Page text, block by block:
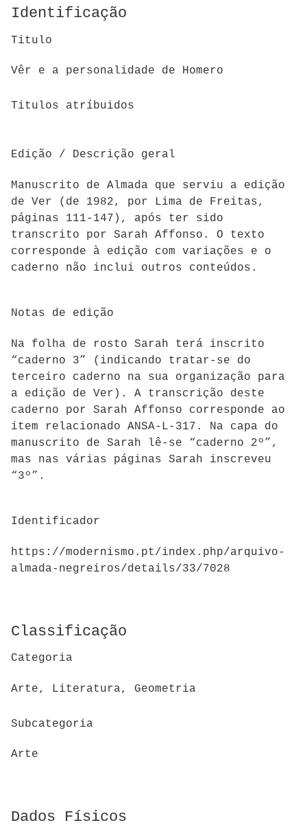
Identificação
Titulo
Vêr e a personalidade de Homero
Titulos atríbuidos
Edição / Descrição geral
Manuscrito de Almada que serviu a edição
de Ver (de 1982, por Lima de Freitas,
páginas 111-147), após ter sido
transcrito por Sarah Affonso. O texto
corresponde à edição com variações e o
caderno não inclui outros conteúdos.
Notas de edição
Na folha de rosto Sarah terá inscrito
“caderno 3” (indicando tratar-se do
terceiro caderno na sua organização para
a edição de Ver). A transcrição deste
caderno por Sarah Affonso corresponde ao
item relacionado ANSA-L-317. Na capa do
manuscrito de Sarah lê-se “caderno 2º”,
mas nas várias páginas Sarah inscreveu
“3º”.
Identificador
https://modernismo.pt/index.php/arquivo-
almada-negreiros/details/33/7028
Classificação
Categoria
Arte, Literatura, Geometria
Subcategoria
Arte
Dados Físicos